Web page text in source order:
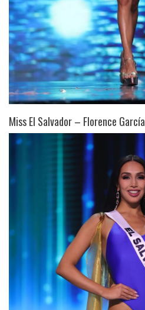
Miss El Salvador – Florence García